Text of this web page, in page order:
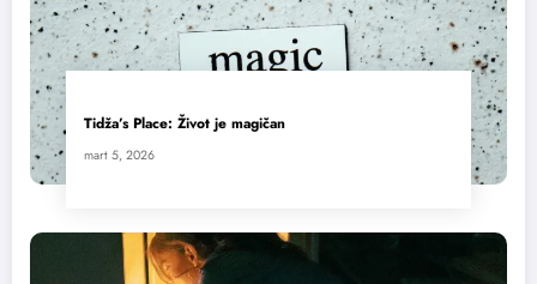
Tidža’s Place: Život je magičan
mart 5, 2026